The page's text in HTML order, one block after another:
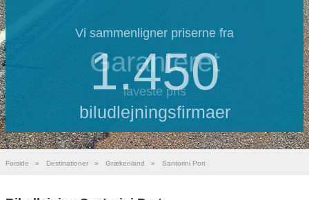
Vi sammenligner priserne fra
1.450
biludlejningsfirmaer
Garanteret
laveste pris
Forside » Destinationer » Grækenland » Santorini Port